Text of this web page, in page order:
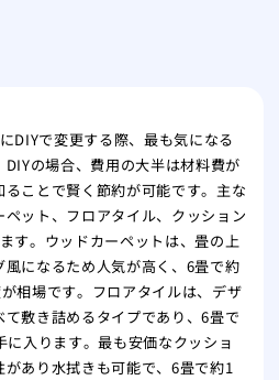
ォ
徹
お
う
い
壁
関係
DIYで変更する際、最も気になる
の場合、費用の大半は材料費が
ことで賢く節約が可能です。主な
ット、フロアタイル、クッション
す。ウッドカーペットは、畳の上
になるため人気が高く、6畳で約
相場です。フロアタイルは、デザ
敷き詰めるタイプであり、6畳で
入ります。最も安価なクッショ
があり水拭きも可能で、6畳で約1